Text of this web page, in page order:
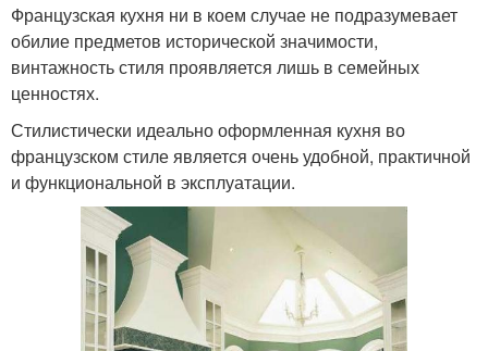
Французская кухня ни в коем случае не подразумевает
обилие предметов исторической значимости,
винтажность стиля проявляется лишь в семейных
ценностях.
Стилистически идеально оформленная кухня во
французском стиле является очень удобной, практичной
и функциональной в эксплуатации.